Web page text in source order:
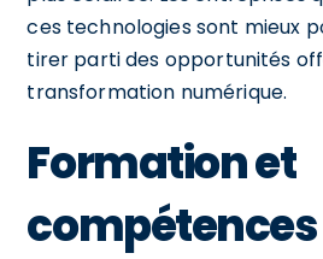
ces technologies sont mieux
tirer parti des opportunités
transformation numérique.
Formation et
compétences